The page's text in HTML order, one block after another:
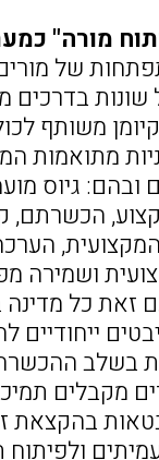
מורה"
של
שונות בדרכים
משותף
מתואמות
ובהם: גיוס
הכשרתם,
ושמירה
זאת כל
ייחודיים
בשלב
מקבלים
בהקצאת
ולפיתוח